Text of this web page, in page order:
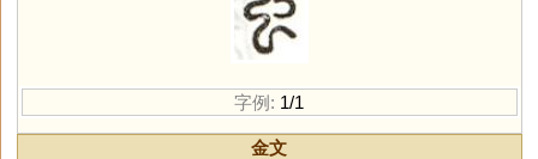
字例: 1/1
金文